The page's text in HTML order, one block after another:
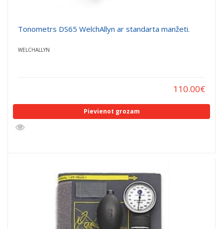
Tonometrs DS65 WelchAllyn ar standarta manžeti.
WELCHALLYN
110.00€
Pievienot grozam